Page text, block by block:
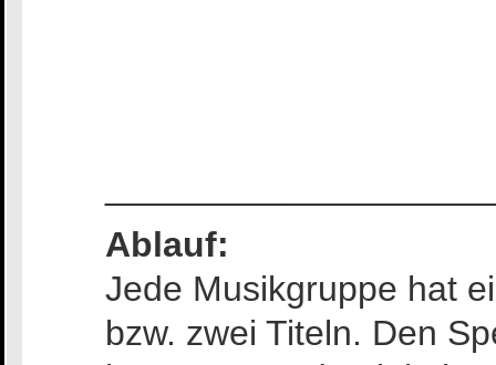
Ablauf:
Jede Musikgruppe hat
bzw. zwei Titeln. Den